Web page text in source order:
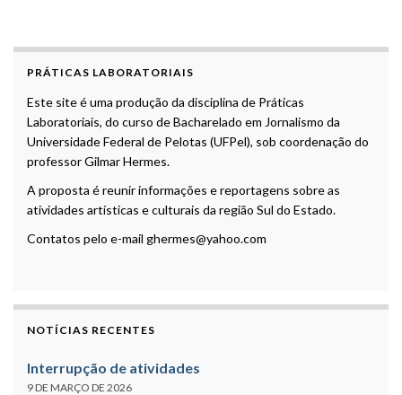
PRÁTICAS LABORATORIAIS
Este site é uma produção da disciplina de Práticas
Laboratoriais, do curso de Bacharelado em Jornalismo da
Universidade Federal de Pelotas (UFPel), sob coordenação do
professor Gilmar Hermes.
A proposta é reunir informações e reportagens sobre as
atividades artísticas e culturais da região Sul do Estado.
Contatos pelo e-mail ghermes@yahoo.com
NOTÍCIAS RECENTES
Interrupção de atividades
9 DE MARÇO DE 2026